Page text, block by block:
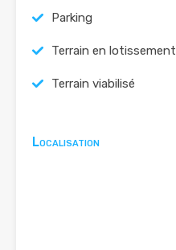
Parking
Terrain en lotissement
Terrain viabilisé
Localisation